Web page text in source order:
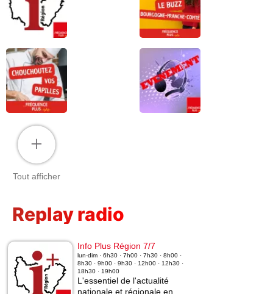
+
Tout afficher
Replay radio
Info Plus Région 7/7
lun-dim · 6h30 · 7h00 · 7h30 · 8h00 ·
8h30 · 9h00 · 9h30 · 12h00 · 12h30 ·
18h30 · 19h00
L'essentiel de l'actualité
nationale et régionale en